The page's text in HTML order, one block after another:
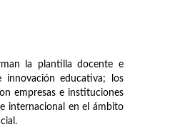
la plantilla docente e
educativa; los
empresas e instituciones
internacional en el ámbito